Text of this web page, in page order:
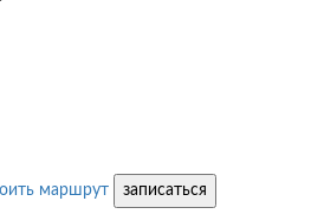
маршрут
записаться